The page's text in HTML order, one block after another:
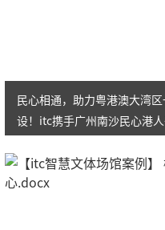
民心相通，助力粤港澳大湾
设！itc携手广州南沙民心港